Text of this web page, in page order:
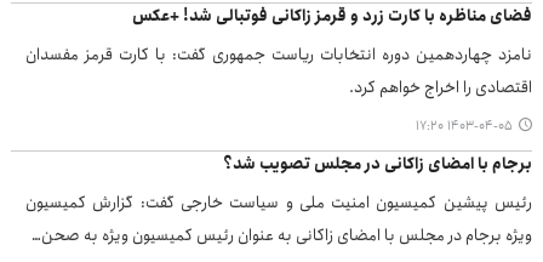
فضای مناظره با کارت زرد و قرمز زاکانی فوتبالی شد! +عکس
نامزد چهاردهمین دوره انتخابات ریاست جمهوری گفت: با کارت قرمز مفسدان
اقتصادی را اخراج خواهم کرد.
۱۴۰۳-۰۴-۰۵ ۱۷:۲۰
برجام با امضای زاکانی در مجلس تصویب شد؟
رئیس پیشین کمیسیون امنیت ملی و سیاست خارجی گفت: گزارش کمیسیون
ویژه برجام در مجلس با امضای زاکانی به عنوان رئیس کمیسیون ویژه به صحن…